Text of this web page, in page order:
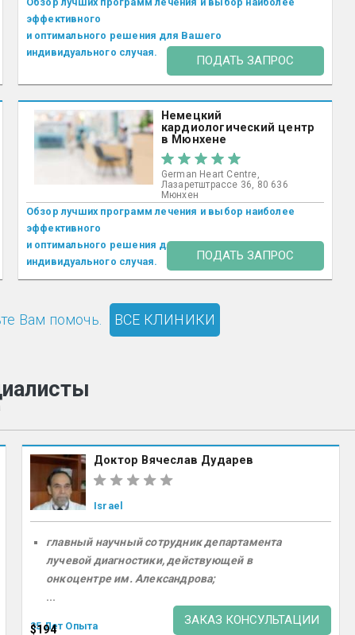
эффективного
и оптимального решения для Вашего
индивидуального случая.
ПОДАТЬ ЗАПРОС
Немецкий
кардиологический центр
в Мюнхене
German Heart Centre,
Лазаретштрассе 36, 80 636
Мюнхен
Обзор лучших программ лечения и выбор наиболее
эффективного
и оптимального решения для Вашего
индивидуального случая.
ПОДАТЬ ЗАПРОС
Вам помочь. ВСЕ КЛИНИКИ
Доктор Вячеслав Дударев
Israel
главный научный сотрудник департамента
лучевой диагностики, действующей в
онкоцентре им. Александрова;
...
35 Лет Опыта
$194
ЗАКАЗ КОНСУЛЬТАЦИИ